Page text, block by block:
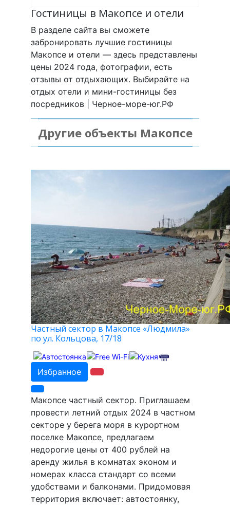
Гостиницы в Макопсе и отели
В разделе сайта вы сможете
забронировать лучшие гостиницы
Макопсе и отели — здесь представлены
цены 2024 года, фотографии, есть
отзывы от отдыхающих. Выбирайте на
отдых отели и мини-гостиницы без
посредников | Черное-море-юг.РФ
Другие объекты Макопсе
Частный сектор в Макопсе «Людмила»
по ул. Кольцова, 17/18
Избранное
Макопсе частный сектор. Приглашаем
провести летний отдых 2024 в частном
секторе у берега моря в курортном
поселке Макопсе, предлагаем
недорогие цены от 400 рублей на
аренду жилья в комнатах эконом и
номерах класса стандарт со всеми
удобствами и балконами. Придомовая
территория включает: автостоянку,